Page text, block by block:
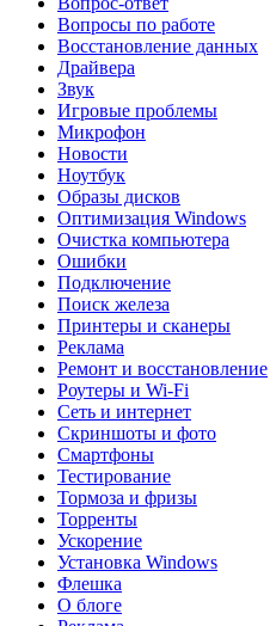
Вопросы по работе
Восстановление данных
Драйвера
Звук
Игровые проблемы
Микрофон
Новости
Ноутбук
Образы дисков
Оптимизация Windows
Очистка компьютера
Ошибки
Подключение
Поиск железа
Принтеры и сканеры
Реклама
Ремонт и восстановление
Роутеры и Wi-Fi
Сеть и интернет
Скриншоты и фото
Смартфоны
Тестирование
Тормоза и фризы
Торренты
Ускорение
Установка Windows
Флешка
О блоге